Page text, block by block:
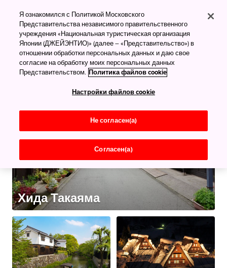
Что посмотреть
Старые города
Всё самое лучшее
Хида Такаяма
Я ознакомился с Политикой Московского
Представительства независимого правительственного
учреждения «Национальная туристическая организация
Японии (ДЖЕЙЭНТИО)» (далее – «Представительство») в
отношении обработки персональных данных и даю свое
согласие на обработку моих персональных данных
Представительством. Политика файлов cookie
Настройки файлов cookie
Не согласен(а)
Согласен(а)